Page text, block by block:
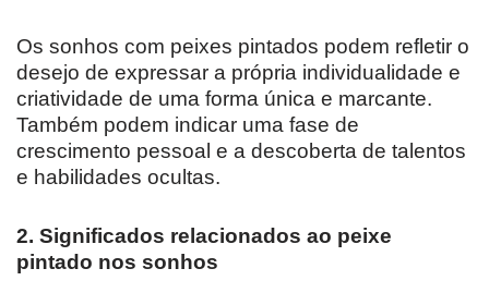
Os sonhos com peixes pintados podem refletir o
desejo de expressar a própria individualidade e
criatividade de uma forma única e marcante.
Também podem indicar uma fase de
crescimento pessoal e a descoberta de talentos
e habilidades ocultas.
2. Significados relacionados ao peixe
pintado nos sonhos